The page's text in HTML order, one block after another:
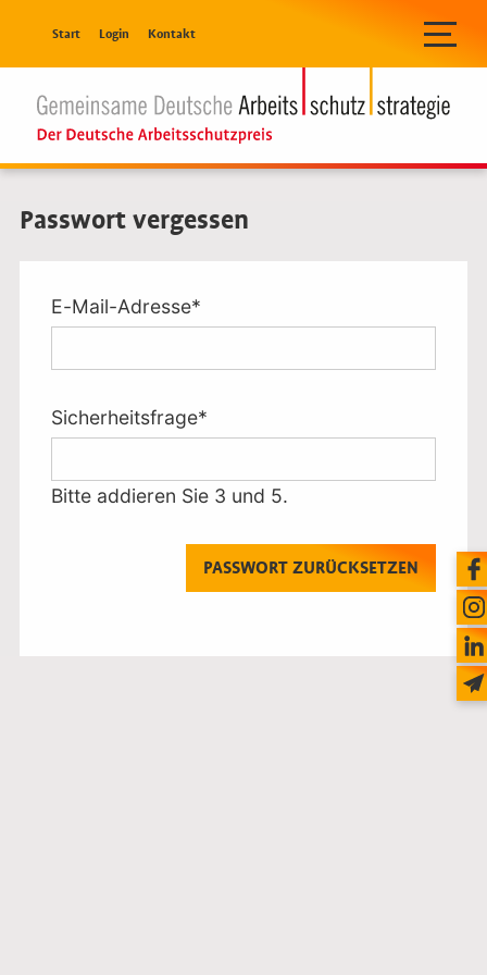
Navigation überspringen
Start Login Kontakt
Passwort vergessen
Pflichtfeld
E-Mail-Adresse*
Pflichtfeld
Sicherheitsfrage*
Bitte addieren Sie 3 und 5.
PASSWORT ZURÜCKSETZEN